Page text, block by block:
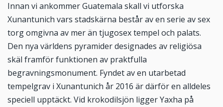
Innan vi ankommer Guatemala skall vi utforska
Xunantunich vars stadskärna består av en serie av sex
torg omgivna av mer än tjugosex tempel och palats.
Den nya världens pyramider designades av religiösa
skäl framför funktionen av praktfulla
begravningsmonument. Fyndet av en utarbetad
tempelgrav i Xunantunich år 2016 är därför en alldeles
speciell upptäckt. Vid krokodilsjön ligger Yaxha på